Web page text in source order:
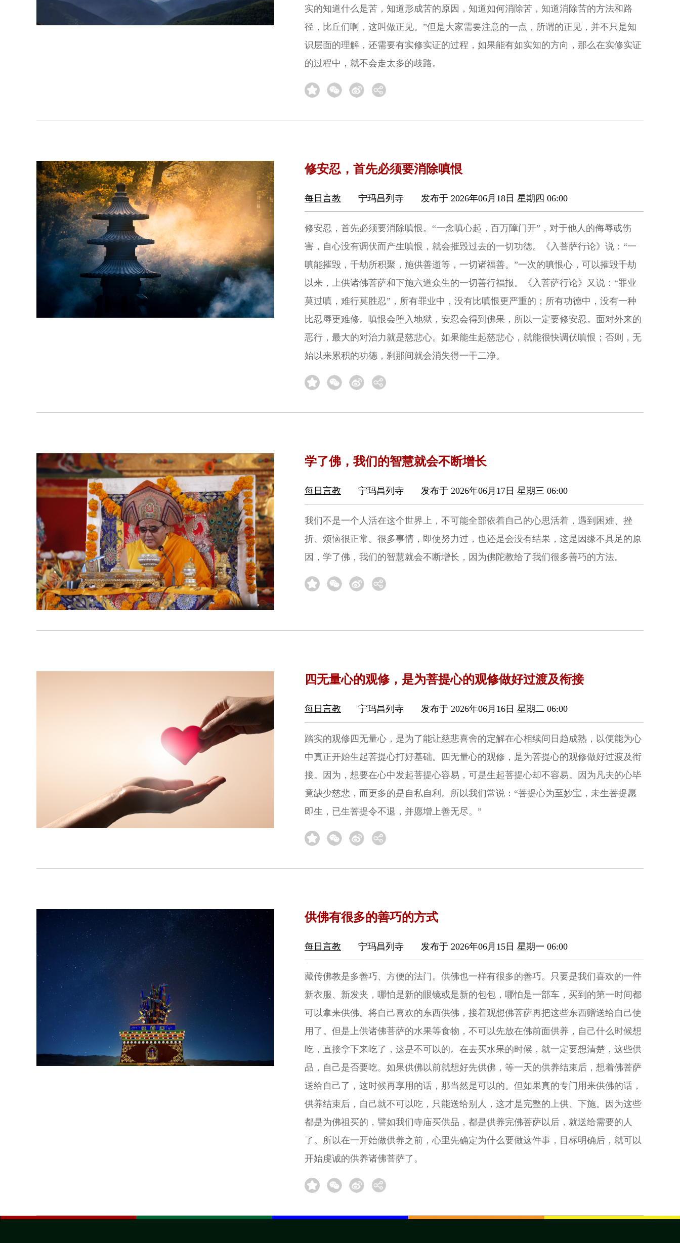
实的知道什么是苦，知道形成苦的原因，知道如何消除苦，知道消除苦的方法和路
径，比丘们啊，这叫做正见。”但是大家需要注意的一点，所谓的正见，并不只是知
识层面的理解，还需要有实修实证的过程，如果能有如实知的方向，那么在实修实证
的过程中，就不会走太多的歧路。
修安忍，首先必须要消除嗔恨
每日言教 宁玛昌列寺 发布于 2026年06月18日 星期四 06:00
修安忍，首先必须要消除嗔恨。“一念嗔心起，百万障门开”，对于他人的侮辱或伤
害，自心没有调伏而产生嗔恨，就会摧毁过去的一切功德。《入菩萨行论》说：“一
嗔能摧毁，千劫所积聚，施供善逝等，一切诸福善。”一次的嗔恨心，可以摧毁千劫
以来，上供诸佛菩萨和下施六道众生的一切善行福报。《入菩萨行论》又说：“罪业
莫过嗔，难行莫胜忍”，所有罪业中，没有比嗔恨更严重的；所有功德中，没有一种
比忍辱更难修。嗔恨会堕入地狱，安忍会得到佛果，所以一定要修安忍。面对外来的
恶行，最大的对治力就是慈悲心。如果能生起慈悲心，就能很快调伏嗔恨；否则，无
始以来累积的功德，刹那间就会消失得一干二净。
学了佛，我们的智慧就会不断增长
每日言教 宁玛昌列寺 发布于 2026年06月17日 星期三 06:00
我们不是一个人活在这个世界上，不可能全部依着自己的心思活着，遇到困难、挫
折、烦恼很正常。很多事情，即使努力过，也还是会没有结果，这是因缘不具足的原
因，学了佛，我们的智慧就会不断增长，因为佛陀教给了我们很多善巧的方法。
四无量心的观修，是为菩提心的观修做好过渡及衔接
每日言教 宁玛昌列寺 发布于 2026年06月16日 星期二 06:00
踏实的观修四无量心，是为了能让慈悲喜舍的定解在心相续间日趋成熟，以便能为心
中真正开始生起菩提心打好基础。四无量心的观修，是为菩提心的观修做好过渡及衔
接。因为，想要在心中发起菩提心容易，可是生起菩提心却不容易。因为凡夫的心毕
竟缺少慈悲，而更多的是自私自利。所以我们常说：“菩提心为至妙宝，未生菩提愿
即生，已生菩提令不退，并愿增上善无尽。”
供佛有很多的善巧的方式
每日言教 宁玛昌列寺 发布于 2026年06月15日 星期一 06:00
藏传佛教是多善巧、方便的法门。供佛也一样有很多的善巧。只要是我们喜欢的一件
新衣服、新发夹，哪怕是新的眼镜或是新的包包，哪怕是一部车，买到的第一时间都
可以拿来供佛。将自己喜欢的东西供佛，接着观想佛菩萨再把这些东西赠送给自己使
用了。但是上供诸佛菩萨的水果等食物，不可以先放在佛前面供养，自己什么时候想
吃，直接拿下来吃了，这是不可以的。在去买水果的时候，就一定要想清楚，这些供
品，自己是否要吃。如果供佛以前就想好先供佛，等一天的供养结束后，想着佛菩萨
送给自己了，这时候再享用的话，那当然是可以的。但如果真的专门用来供佛的话，
供养结束后，自己就不可以吃，只能送给别人，这才是完整的上供、下施。因为这些
都是为佛祖买的，譬如我们寺庙买供品，都是供养完佛菩萨以后，就送给需要的人
了。所以在一开始做供养之前，心里先确定为什么要做这件事，目标明确后，就可以
开始虔诚的供养诸佛菩萨了。